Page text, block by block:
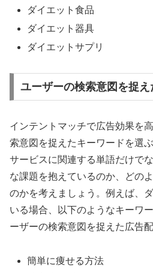
ダイエット食品
ダイエット器具
ダイエットサプリ
ユーザーの検索意図を捉
インテントマッチで広告効果を
索意図を捉えたキーワードを選
サービスに関連する単語だけで
な課題を抱えているのか、どの
のかを考えましょう。例えば、
いる場合、以下のようなキーワ
ーザーの検索意図を捉えた広告
簡単に痩せる方法